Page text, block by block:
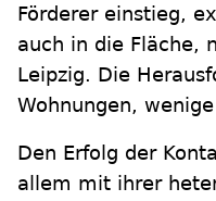
Förderer einstieg,
auch in die Fläche,
Leipzig. Die
Wohnungen,
Den Erfolg der
allem mit ihrer